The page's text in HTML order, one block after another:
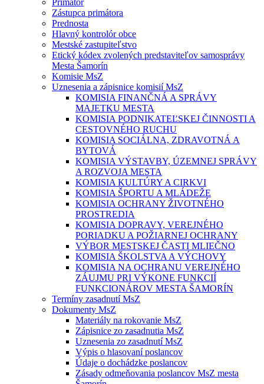
Primátor
Zástupca primátora
Prednosta
Hlavný kontrolór obce
Mestské zastupiteľstvo
Etický kódex zvolených predstaviteľov samosprávy
Mesta Šamorín
Komisie MsZ
Uznesenia a zápisnice komisií MsZ
KOMISIA FINANČNÁ A SPRÁVY
MAJETKU MESTA
KOMISIA PODNIKATEĽSKEJ ČINNOSTI A
CESTOVNÉHO RUCHU
KOMISIA SOCIÁLNA, ZDRAVOTNÁ A
BYTOVÁ
KOMISIA VÝSTAVBY, ÚZEMNEJ SPRÁVY
A ROZVOJA MESTA
KOMISIA KULTÚRY A CIRKVI
KOMISIA ŠPORTU A MLÁDEŽE
KOMISIA OCHRANY ŽIVOTNÉHO
PROSTREDIA
KOMISIA DOPRAVY, VEREJNÉHO
PORIADKU A POŽIARNEJ OCHRANY
VÝBOR MESTSKEJ ČASTI MLIEČNO
KOMISIA ŠKOLSTVA A VÝCHOVY
KOMISIA NA OCHRANU VEREJNÉHO
ZÁUJMU PRI VÝKONE FUNKCIÍ
FUNKCIONÁROV MESTA ŠAMORÍN
Termíny zasadnutí MsZ
Dokumenty MsZ
Materiály na rokovanie MsZ
Zápisnice zo zasadnutia MsZ
Uznesenia zo zasadnutí MsZ
Výpis o hlasovaní poslancov
Údaje o dochádzke poslancov
Zásady odmeňovania poslancov MsZ mesta